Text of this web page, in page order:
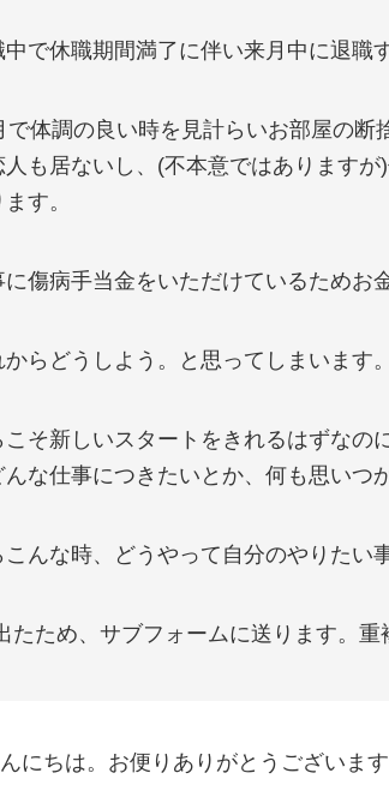
で休職期間満了に伴い来月中に退職
で体調の良い時を見計らいお部屋の断
人も居ないし、(不本意ではあります
す。
傷病手当金をいただけているためお
らどうしよう。と思ってしまいます。
そ新しいスタートをきれるはずなの
な仕事につきたいとか、何も思いつ
んな時、どうやって自分のやりたい
ため、サブフォームに送ります。重
にちは。お便りありがとうございます